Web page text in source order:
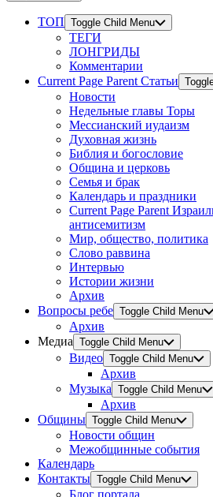
ТОП Toggle Child Menu
ТЕГИ
ЛОНГРИДЫ
Комментарии
Current Page Parent Статьи
Новости
Недельные главы Торы
Мессианский иудаизм
Духовная жизнь
Библия и богословие
Община и церковь
Семья и брак
Календарь и праздники
Current Page Parent
антисемитизм
Мир, общество, политика
Слово раввина
Интервью
Истории жизни
Архив
Вопросы ребе Toggle Child Menu
Архив
Медиа Toggle Child Menu
Видео Toggle Child Menu
Архив
Музыка Toggle Child Menu
Архив
Общины Toggle Child Menu
Новости общин
Межобщинные события
Календарь
Контакты Toggle Child Menu
Блог портала